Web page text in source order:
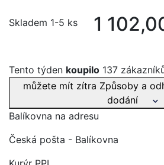
Skladem 1-5 ks 1
Tento týden koupilo 137
můžete mít zítra Způsoby a
dodání
Balíkovna na adresu
Česká pošta - Balíkovna